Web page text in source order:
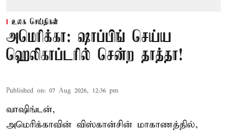
உலக செய்திகள்
அமெரிக்கா: ஷாப்பிங் செய்ய
ஹெலிகாப்டரில் சென்ற தாத்தா!
Published on: 07 Aug 2026, 12:36 pm
வாஷிங்டன்,
அமெரிக்காவின் விஸ்கான்சின் மாகாணத்தில்,